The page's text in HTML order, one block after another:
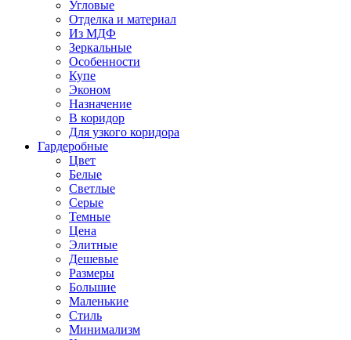
Угловые
Отделка и материал
Из МДФ
Зеркальные
Особенности
Купе
Эконом
Назначение
В коридор
Для узкого коридора
Гардеробные
Цвет
Белые
Светлые
Серые
Темные
Цена
Элитные
Дешевые
Размеры
Большие
Маленькие
Стиль
Минимализм